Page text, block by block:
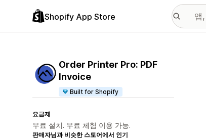
Shopify App Store
Order Printer Pro: PDF
Invoice
Built for Shopify
요금제
무료 설치. 무료 체험 이용 가능.
판매자님과 비슷한 스토어에서 인기